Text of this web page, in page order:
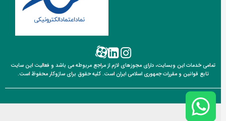
تمامی خدمات این وبسایت، دارای مجوزهای لازم از مراجع مربوطه می باشد و فعالیت این سایت
تابع قوانینو مقررات جمهوری اسلامی ایران است. کلیه حقوق برای سازوکار محفوظ است.